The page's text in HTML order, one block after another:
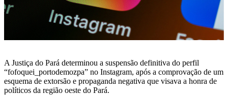
A Justiça do Pará determinou a suspensão definitiva do perfil
“fofoquei_portodemozpa” no Instagram, após a comprovação de um
esquema de extorsão e propaganda negativa que visava a honra de
políticos da região oeste do Pará.